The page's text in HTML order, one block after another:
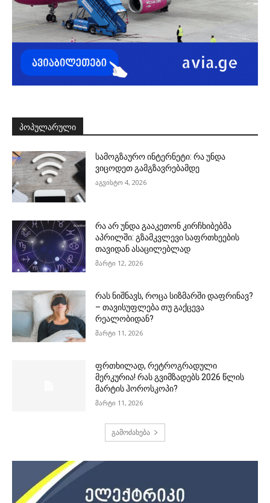
ᲞᲝᲞᲣᲚᲐᲠᲣᲚᲘ
სამოგზაურო ინტერნეტი: რა უნდა
ვიცოდეთ გამგზავრებამდე
აგვისტო 4, 2026
რა არ უნდა გააკეთონ კირჩხიბებმა
აპრილში: გზამკვლევი საფრთხეების
თავიდან ასაცილებლად
მარტი 12, 2026
რას ნიშნავს, როცა სიზმარში დაფრინავ?
– თავისუფლება თუ გაქცევა
რეალობიდან?
მარტი 11, 2026
ფრთხილად, რეტროგრადული
მერკურია! რას გვიმზადებს 2026 წლის
მარტის ჰოროსკოპი?
მარტი 11, 2026
გამოძახება